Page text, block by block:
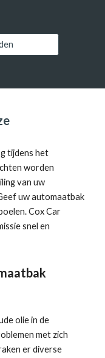
tijdens het
worden
van uw
uw automaatbak
Cox Car
snel en
olie in de
met zich
er diverse